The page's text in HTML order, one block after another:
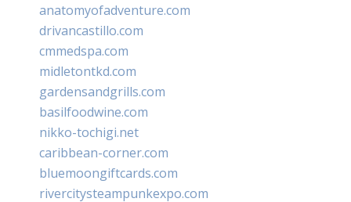
anatomyofadventure.com
drivancastillo.com
cmmedspa.com
midletontkd.com
gardensandgrills.com
basilfoodwine.com
nikko-tochigi.net
caribbean-corner.com
bluemoongiftcards.com
rivercitysteampunkexpo.com